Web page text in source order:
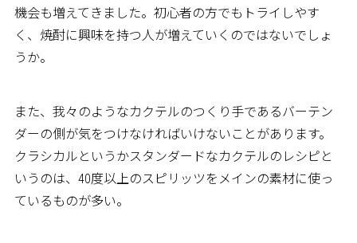
機会も増えてきました。初心者の方でもトライしやす
く、焼酎に興味を持つ人が増えていくのではないでしょ
うか。
また、我々のようなカクテルのつくり手であるバーテン
ダーの側が気をつけなければいけないことがあります。
クラシカルというかスタンダードなカクテルのレシピと
いうのは、40度以上のスピリッツをメインの素材に使っ
ているものが多い。